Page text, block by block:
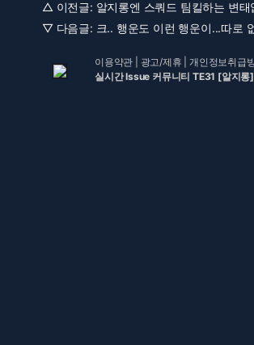
△ 이전글: 알지롱엔 스쿼드 팀킬하는 변
▽ 다음글: 크.. 행운도 이런 행운이...따로
이용약관 광고/제휴 |개인정보취급
실시간 Issue 커뮤니티 TE31 [알지